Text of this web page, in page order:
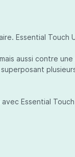
Essential Touch
aussi contre une
Essential Touch